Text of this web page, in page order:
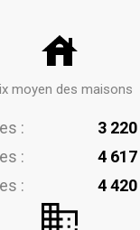
moyen des maisons
: 3
: 4
: 4